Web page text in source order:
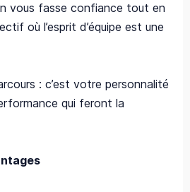
vous fasse confiance tout en
où l’esprit d’équipe est une
: c’est votre personnalité
qui feront la